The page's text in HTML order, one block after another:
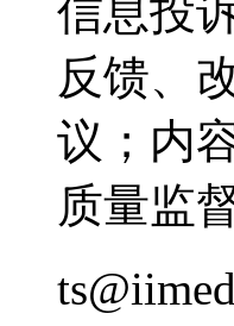
信息投
反馈、
议；内
质量监